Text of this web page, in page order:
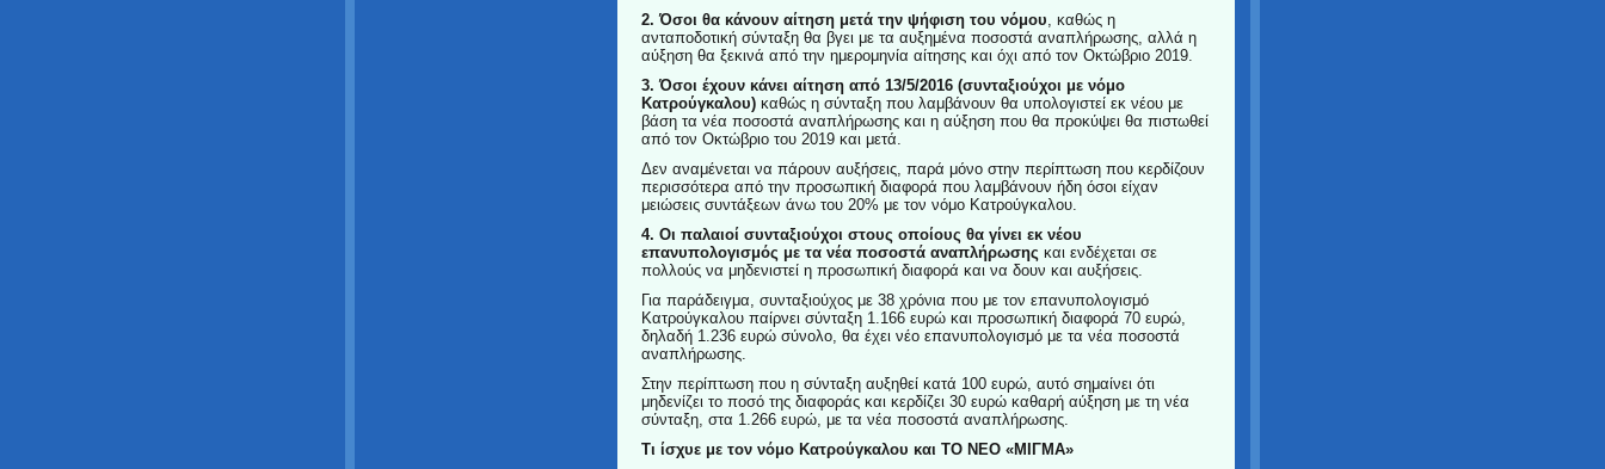
2. Όσοι θα κάνουν αίτηση μετά την ψήφιση του νόμου, καθώς η
ανταποδοτική σύνταξη θα βγει με τα αυξημένα ποσοστά αναπλήρωσης, αλλά η
αύξηση θα ξεκινά από την ημερομηνία αίτησης και όχι από τον Οκτώβριο 2019.
3. Όσοι έχουν κάνει αίτηση από 13/5/2016 (συνταξιούχοι με νόμο
Κατρούγκαλου) καθώς η σύνταξη που λαμβάνουν θα υπολογιστεί εκ νέου με
βάση τα νέα ποσοστά αναπλήρωσης και η αύξηση που θα προκύψει θα πιστωθεί
από τον Οκτώβριο του 2019 και μετά.
Δεν αναμένεται να πάρουν αυξήσεις, παρά μόνο στην περίπτωση που κερδίζουν
περισσότερα από την προσωπική διαφορά που λαμβάνουν ήδη όσοι είχαν
μειώσεις συντάξεων άνω του 20% με τον νόμο Κατρούγκαλου.
4. Οι παλαιοί συνταξιούχοι στους οποίους θα γίνει εκ νέου
επανυπολογισμός με τα νέα ποσοστά αναπλήρωσης και ενδέχεται σε
πολλούς να μηδενιστεί η προσωπική διαφορά και να δουν και αυξήσεις.
Για παράδειγμα, συνταξιούχος με 38 χρόνια που με τον επανυπολογισμό
Κατρούγκαλου παίρνει σύνταξη 1.166 ευρώ και προσωπική διαφορά 70 ευρώ,
δηλαδή 1.236 ευρώ σύνολο, θα έχει νέο επανυπολογισμό με τα νέα ποσοστά
αναπλήρωσης.
Στην περίπτωση που η σύνταξη αυξηθεί κατά 100 ευρώ, αυτό σημαίνει ότι
μηδενίζει το ποσό της διαφοράς και κερδίζει 30 ευρώ καθαρή αύξηση με τη νέα
σύνταξη, στα 1.266 ευρώ, με τα νέα ποσοστά αναπλήρωσης.
Τι ίσχυε με τον νόμο Κατρούγκαλου και ΤΟ ΝΕΟ «ΜΙΓΜΑ»